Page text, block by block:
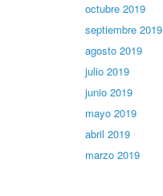
octubre 2019
septiembre 2019
agosto 2019
julio 2019
junio 2019
mayo 2019
abril 2019
marzo 2019